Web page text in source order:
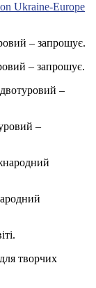
Ukraine-Europe
– запрошує.
– запрошує.
–
–
творчих